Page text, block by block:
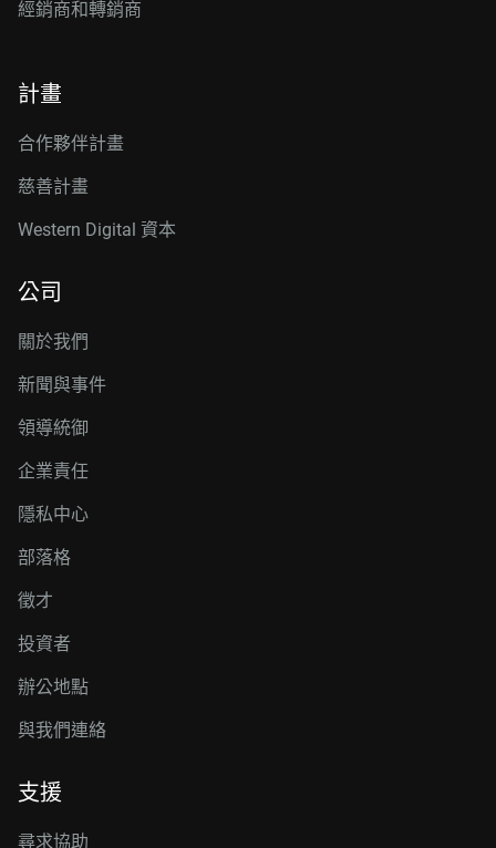
經銷商和轉銷商
計畫
合作夥伴計畫
慈善計畫
Western Digital 資本
公司
關於我們
新聞與事件
領導統御
企業責任
隱私中心
部落格
徵才
投資者
辦公地點
與我們連絡
支援
尋求協助